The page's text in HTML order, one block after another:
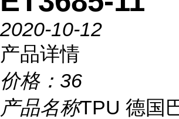
2020-10-12
产品详情
价格： 36
产品名称TPU 德国